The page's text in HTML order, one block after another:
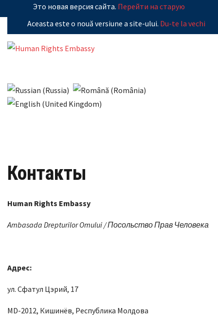
Это новая версия сайта. Перейти на старую
Aceasta este o nouă versiune a site-ului. Du-te la vechi
Контакты
Human Rights Embassy
Ambasada Drepturilor Omului / Посольство Прав Человека
Адрес:
ул. Сфатул Цэрий, 17
MD-2012, Кишинёв, Республика Молдова